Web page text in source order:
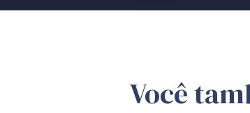
Você